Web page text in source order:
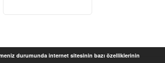
durumunda internet sitesinin bazı özelliklerinin